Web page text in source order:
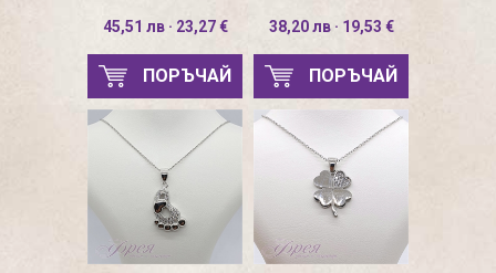
45,51 лв · 23,27 €
ПОРЪЧАЙ
38,20 лв · 19,53 €
ПОРЪЧАЙ